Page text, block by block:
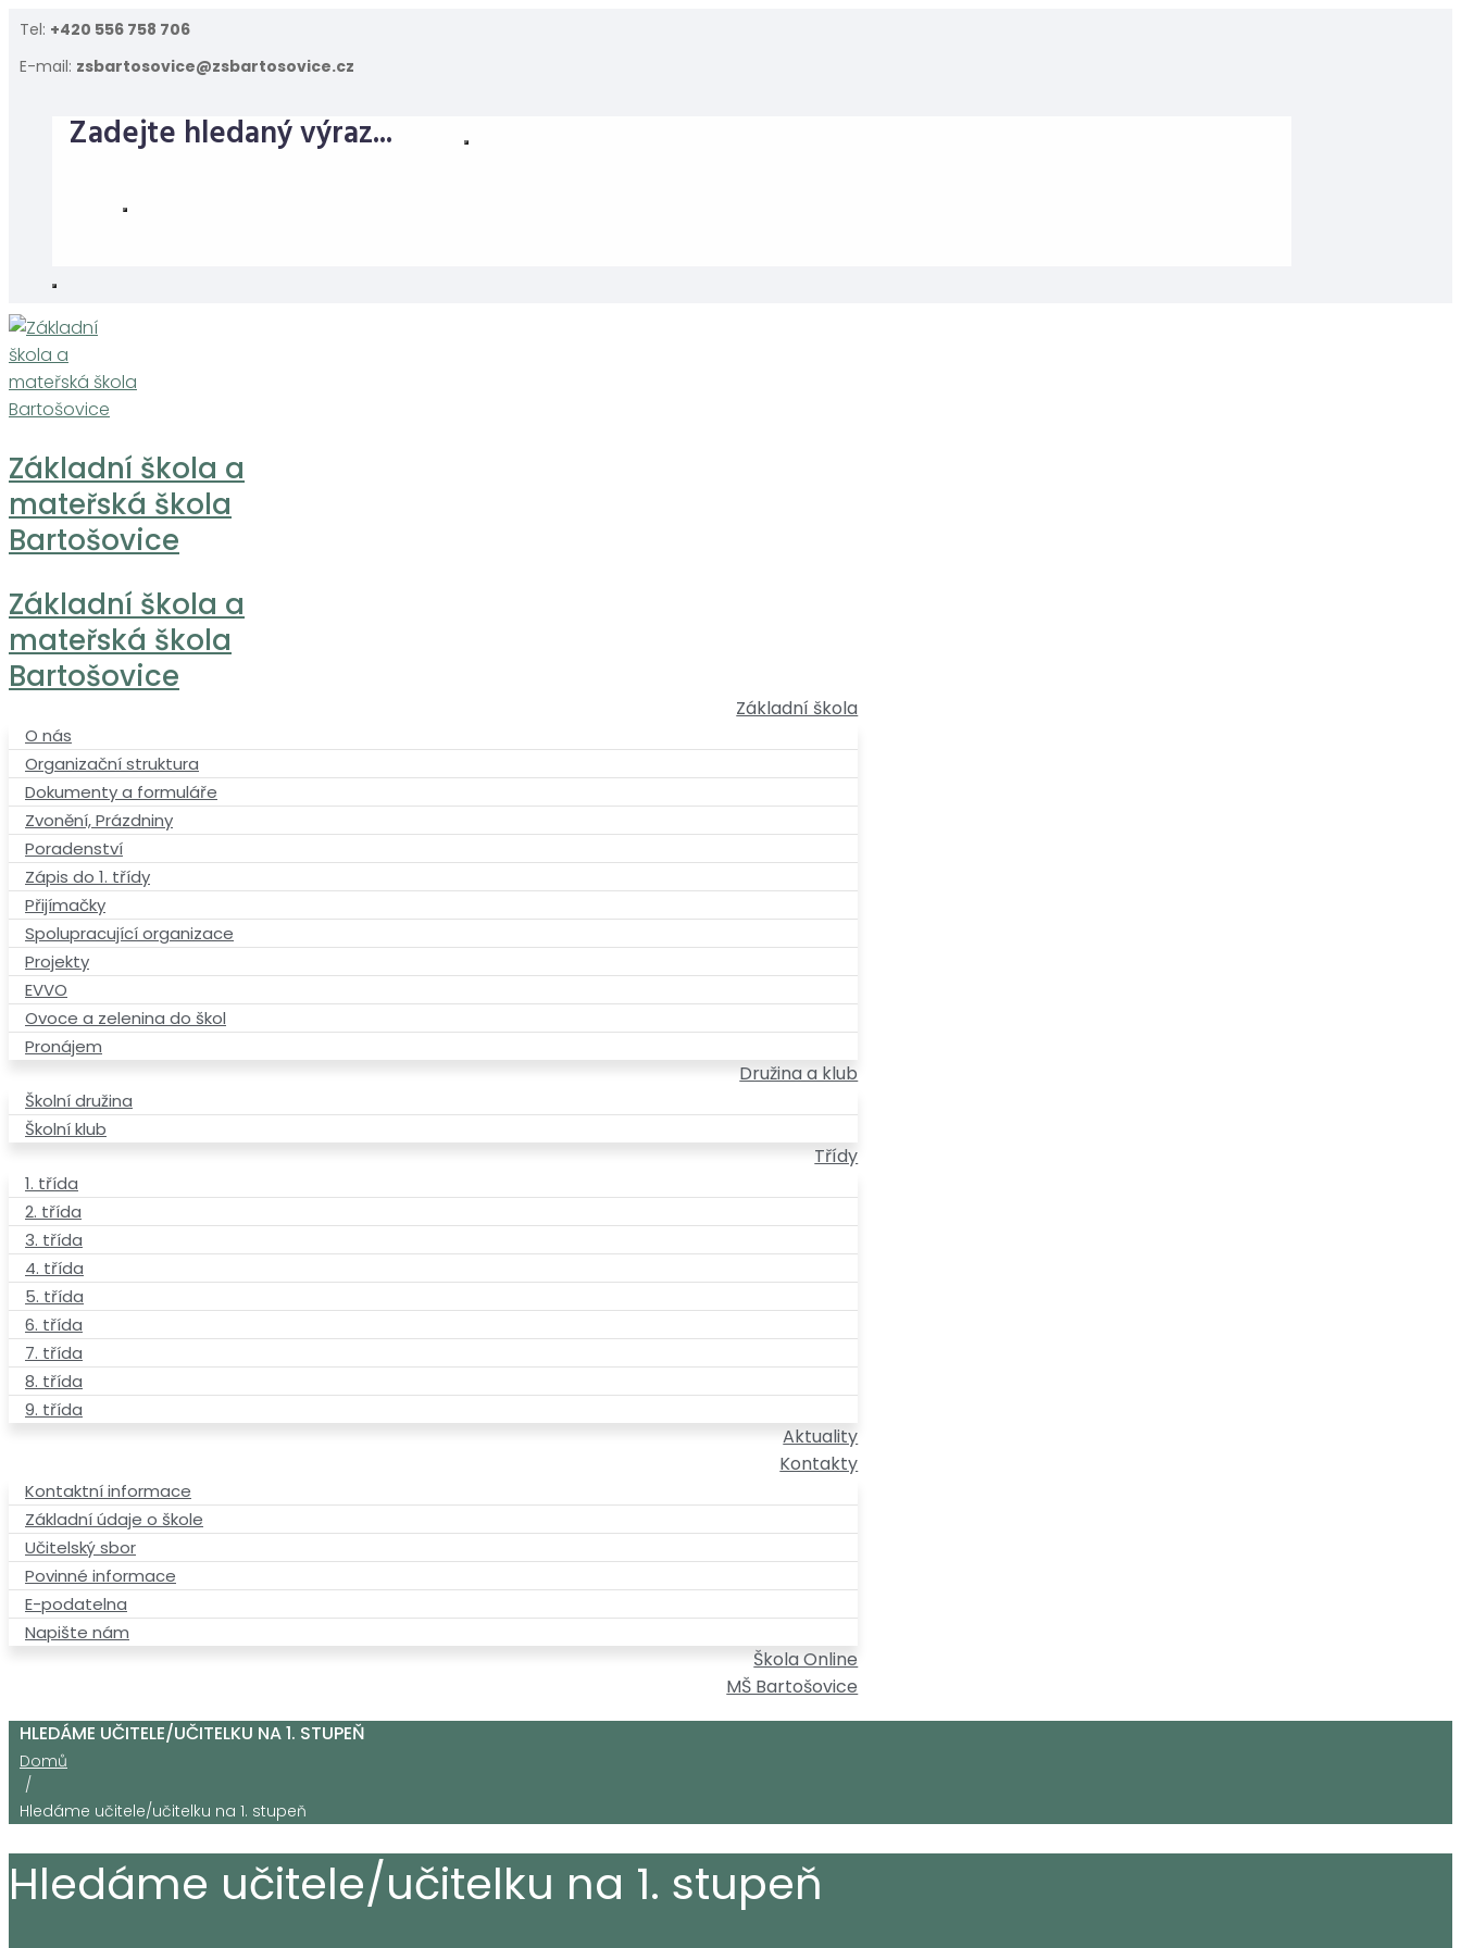
Skip
content
Tel: +420 556 758 706
E-mail: zsbartosovice@zsbartosovice.cz
Základní škola a
mateřská škola
Bartošovice
Základní škola a
mateřská škola
Bartošovice
Základní škola
O nás
Organizační struktura
Dokumenty a formuláře
Zvonění, Prázdniny
Poradenství
Zápis do 1. třídy
Přijímačky
Spolupracující organizace
Projekty
EVVO
Ovoce a zelenina do škol
Pronájem
Družina a klub
Školní družina
Školní klub
Třídy
1. třída
2. třída
3. třída
4. třída
5. třída
6. třída
7. třída
8. třída
9. třída
Aktuality
Kontakty
Kontaktní informace
Základní údaje o škole
Učitelský sbor
Povinné informace
E-podatelna
Napište nám
Škola Online
MŠ Bartošovice
HLEDÁME UČITELE/UČITELKU NA 1. STUPEŇ
Domů
/
Hledáme učitele/učitelku na 1. stupeň
Hledáme učitele/učitelku na 1. stupeň